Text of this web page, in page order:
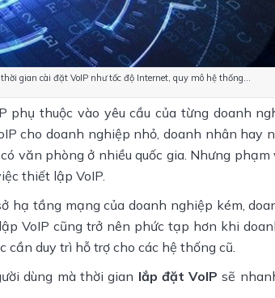
gian cài đặt VoIP như tốc độ Internet, quy mô hệ thống…
thuộc vào yêu cầu của từng doanh
cho doanh nghiệp nhỏ, doanh nhân hay
văn phòng ở nhiều quốc gia. Nhưng
thiết lập VoIP.
hạ tầng mạng của doanh nghiệp kém,
VoIP cũng trở nên phức tạp hơn khi
duy trì hỗ trợ cho các hệ thống cũ.
dùng mà thời gian lắp đặt VoIP sẽ